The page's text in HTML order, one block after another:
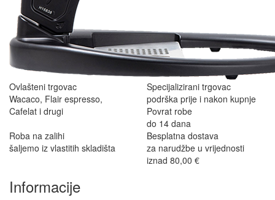
Ovlašteni trgovac
Wacaco, Flair espresso,
Cafelat i drugi
Specijalizirani trgovac
podrška prije i nakon kupnje
Povrat robe
do 14 dana
Roba na zalihi
šaljemo iz vlastitih skladišta
Besplatna dostava
za narudžbe u vrijednosti
iznad 80,00 €
Informacije